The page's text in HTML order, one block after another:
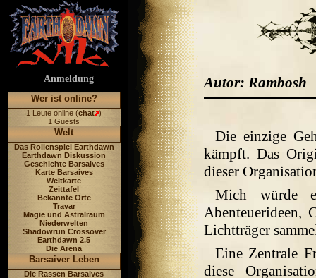
Anmeldung
Wer ist online?
1 Leute online (chat )
1 Guests
Welt
Das Rollenspiel Earthdawn
Earthdawn Diskussion
Geschichte Barsaives
Karte Barsaives
Weltkarte
Zeittafel
Bekannte Orte
Travar
Magie und Astralraum
Niederwelten
Shadowrun Crossover
Earthdawn 2.5
Die Arena
Barsaiver Leben
Die Rassen Barsaives
Autor: Rambosh
Die einzige
kämpft. Das
dieser
Mich würde
Abenteuerideen,
Lichtträger
Eine Zentrale
diese